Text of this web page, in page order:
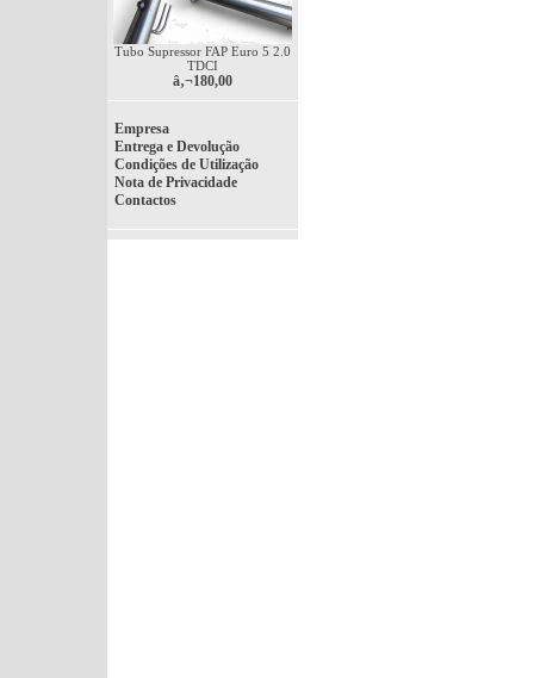
Tubo Supressor FAP Euro 5 2.0
TDCI
â‚¬180,00
Empresa
Entrega e Devolução
Condições de Utilização
Nota de Privacidade
Contactos